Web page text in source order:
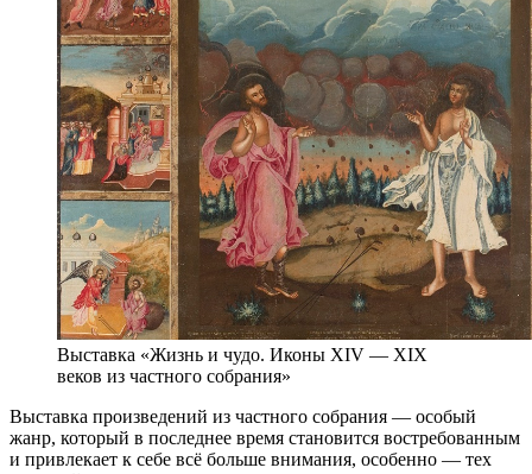
Выставка «Жизнь и чудо. Иконы XIV — XIX
веков из частного собрания»
Выставка произведений из частного собрания — особый
жанр, который в последнее время становится востребованным
и привлекает к себе всё больше внимания, особенно — тех